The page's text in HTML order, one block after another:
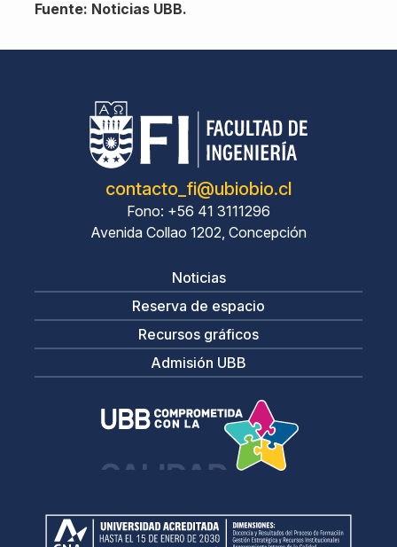
Fuente: Noticias UBB.
contacto_fi@ubiobio.cl
Fono: +56 41 3111296
Avenida Collao 1202, Concepción
Noticias
Reserva de espacio
Recursos gráficos
Admisión UBB